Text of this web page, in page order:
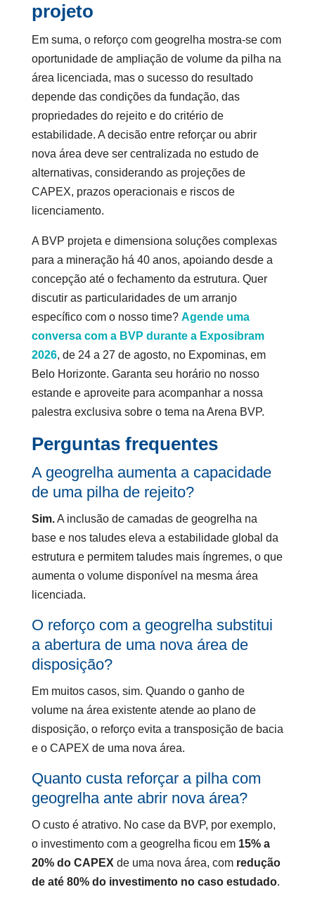
projeto
Em suma, o reforço com geogrelha mostra-se com
oportunidade de ampliação de volume da pilha na
área licenciada, mas o sucesso do resultado
depende das condições da fundação, das
propriedades do rejeito e do critério de
estabilidade. A decisão entre reforçar ou abrir
nova área deve ser centralizada no estudo de
alternativas, considerando as projeções de
CAPEX, prazos operacionais e riscos de
licenciamento.
A BVP projeta e dimensiona soluções complexas
para a mineração há 40 anos, apoiando desde a
concepção até o fechamento da estrutura. Quer
discutir as particularidades de um arranjo
específico com o nosso time? Agende uma
conversa com a BVP durante a Exposibram
2026, de 24 a 27 de agosto, no Expominas, em
Belo Horizonte. Garanta seu horário no nosso
estande e aproveite para acompanhar a nossa
palestra exclusiva sobre o tema na Arena BVP.
Perguntas frequentes
A geogrelha aumenta a capacidade
de uma pilha de rejeito?
Sim.A inclusão de camadas de geogrelha na
base e nos taludes eleva a estabilidade global da
estrutura e permitem taludes mais íngremes, o que
aumenta o volume disponível na mesma área
licenciada.
O reforço com a geogrelha substitui
a abertura de uma nova área de
disposição?
Em muitos casos, sim. Quando o ganho de
volume na área existente atende ao plano de
disposição, o reforço evita a transposição de bacia
e o CAPEX de uma nova área.
Quanto custa reforçar a pilha com
geogrelha ante abrir nova área?
O custo é atrativo. No case da BVP, por exemplo,
o investimento com a geogrelha ficou em 15% a
20% do CAPEX de uma nova área, com redução
de até 80% do investimento no caso estudado.